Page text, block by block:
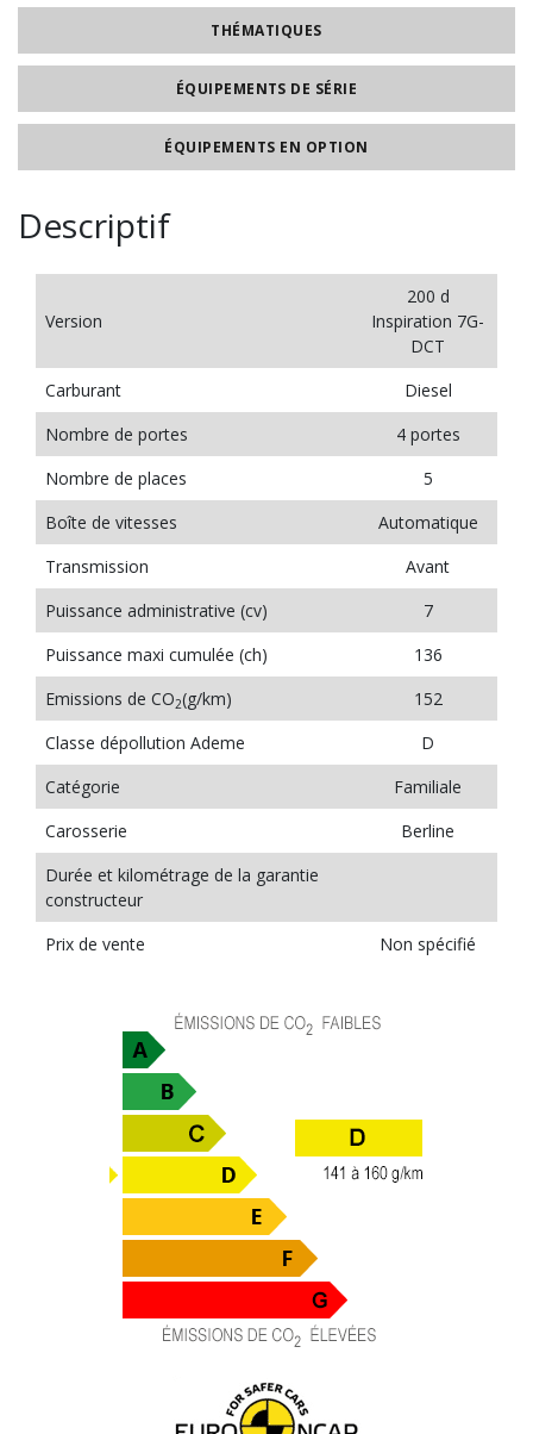
THÉMATIQUES
ÉQUIPEMENTS DE SÉRIE
ÉQUIPEMENTS EN OPTION
Descriptif
Version
200 d
Inspiration 7G-
DCT
Carburant
Diesel
Nombre de portes
4 portes
Nombre de places
5
Boîte de vitesses
Automatique
Transmission
Avant
Puissance administrative (cv)
7
Puissance maxi cumulée (ch)
136
Emissions de CO2(g/km)
152
Classe dépollution Ademe
D
Catégorie
Familiale
Carosserie
Berline
Durée et kilométrage de la garantie
constructeur
Prix de vente
Non spécifié